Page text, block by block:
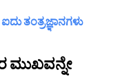
ತಂತ್ರಜ್ಞಾನಗಳು
ಮುಖವನ್ನೇ